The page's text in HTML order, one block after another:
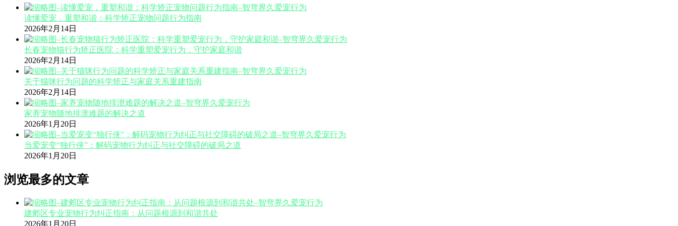
读懂爱宠，重塑和谐：科学矫正宠物问题行为指南
2026年2月14日
长春宠物猫行为矫正医院：科学重塑爱宠行为，守护家庭和谐
2026年2月14日
关于猫咪行为问题的科学矫正与家庭关系重建指南
2026年2月14日
家养宠物随地排泄难题的解决之道
2026年1月20日
当爱宠变“独行侠”：解码宠物行为纠正与社交障碍的破局之道
2026年1月20日
浏览最多的文章
建邺区专业宠物行为纠正指南：从问题根源到和谐共处
2026年1月20日